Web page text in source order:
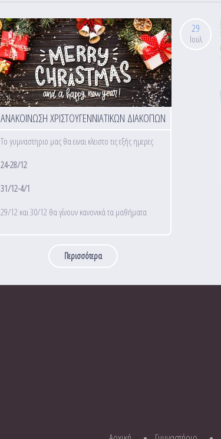
ΑΝΑΚΟΙΝΩΣΗ ΧΡΙΣΤΟΥΓΕΝΝΙΑΤΙΚΩΝ ΔΙΑΚΟΠΩΝ
Το γυμναστηριο μας θα ειναι κλειστο τις εξής ημερες
24-28/12
31/12-4/1
29/12 και 30/12 θα γίνουν κανονικά τα μαθήματα
Περισσότερα
29
Ιουλ